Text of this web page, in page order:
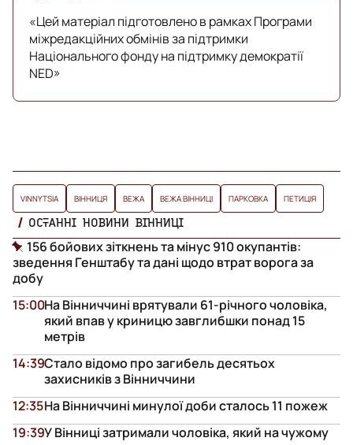
«Цей матеріал підготовлено в рамках Програми
міжредакційних обмінів за підтримки
Національного фонду на підтримку демократії
NED»
VINNYTSIA ВІННИЦЯ ВЕЖА ВЕЖА ВІННИЦІ ПАРКОВКА ПЕТИЦІЯ
ОСТАННІ НОВИНИ ВІННИЦІ
156 бойових зіткнень та мінус 910 окупантів:
зведення Генштабу та дані щодо втрат ворога за
добу
На Вінниччині врятували 61-річного чоловіка,
який впав у криницю завглибшки понад 15
метрів
15:00
Стало відомо про загибель десятьох
захисників з Вінниччини
14:39
На Вінниччині минулої доби сталось 11 пожеж
12:35
У Вінниці затримали чоловіка, який на чужому
19:39